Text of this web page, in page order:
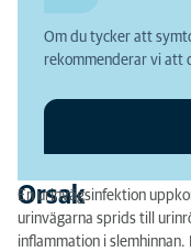
Diagnos och
Om du tycker att
rekommenderar vi att
Orsak
En urinvägsinfektion
urinvägarna sprids till
inflammation i